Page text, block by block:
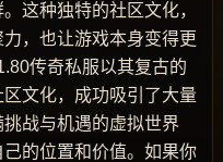
这种独特的社区文化，
，也让游戏本身变得更
传奇私服以其复古的
文化，成功吸引了大量
战与机遇的虚拟世界
的位置和价值。如果你